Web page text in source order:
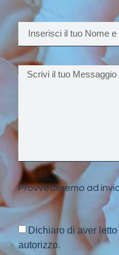
Provvederemo ad
Dichiaro di aver
autorizzo.